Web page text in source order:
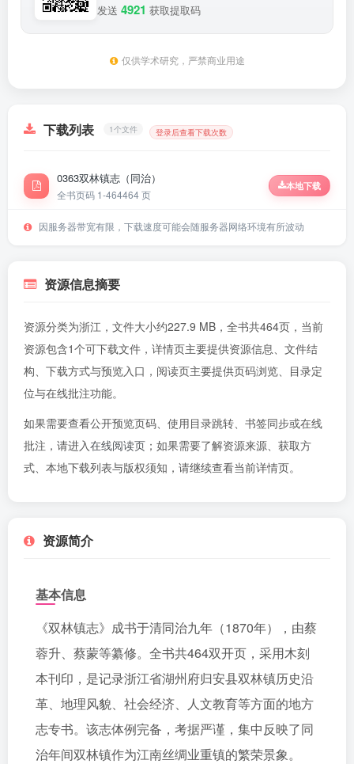
发送 4921 获取提取码
仅供学术研究，严禁商业用途
下载列表 1个文件 登录后查看下载次数
0363双林镇志（同治）
全书页码 1-464464 页
本地下载
因服务器带宽有限，下载速度可能会随服务器网络环境有所波动
资源信息摘要
资源分类为浙江，文件大小约227.9 MB，全书共464页，当前
资源包含1个可下载文件，详情页主要提供资源信息、文件结
构、下载方式与预览入口，阅读页主要提供页码浏览、目录定
位与在线批注功能。
如果需要查看公开预览页码、使用目录跳转、书签同步或在线
批注，请进入在线阅读页 ；如果需要了解资源来源、获取方
式、本地下载列表与版权须知，请继续查看当前详情页。
资源简介
基本信息
《双林镇志》成书于清同治九年（1870年），由蔡
蓉升、蔡蒙等纂修。全书共464双开页，采用木刻
本刊印，是记录浙江省湖州府归安县双林镇历史沿
革、地理风貌、社会经济、人文教育等方面的地方
志专书。该志体例完备，考据严谨，集中反映了同
治年间双林镇作为江南丝绸业重镇的繁荣景象。